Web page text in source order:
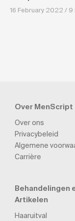
16 February 2022 / 9
Over MenScript
Over ons
Privacybeleid
Algemene
Carrière
Behandelingen
Artikelen
Haaruitval